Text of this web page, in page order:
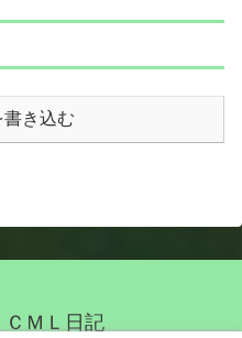
書き込む
ＭＬ日記